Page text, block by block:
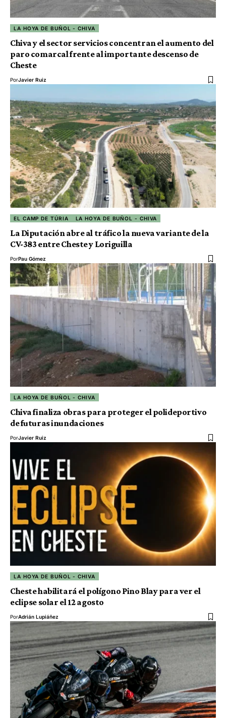
LA HOYA DE BUÑOL - CHIVA
Chiva y el sector servicios concentran el aumento del
paro comarcal frente al importante descenso de
Cheste
PorJavier Ruiz
EL CAMP DE TÚRIA LA HOYA DE BUÑOL - CHIVA
La Diputación abre al tráfico la nueva variante de la
CV-383 entre Cheste y Loriguilla
PorPau Gómez
LA HOYA DE BUÑOL - CHIVA
Chiva finaliza obras para proteger el polideportivo
de futuras inundaciones
PorJavier Ruiz
LA HOYA DE BUÑOL - CHIVA
Cheste habilitará el polígono Pino Blay para ver el
eclipse solar el 12 agosto
PorAdrián Lupiáñez